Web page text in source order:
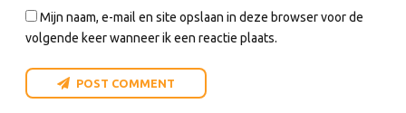
Mijn naam, e-mail en site opslaan in deze browser voor de
volgende keer wanneer ik een reactie plaats.
POST COMMENT